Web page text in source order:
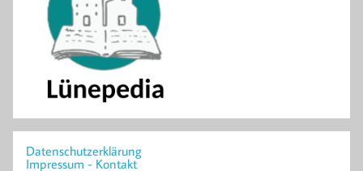
Datenschutzerklärung
Impressum - Kontakt